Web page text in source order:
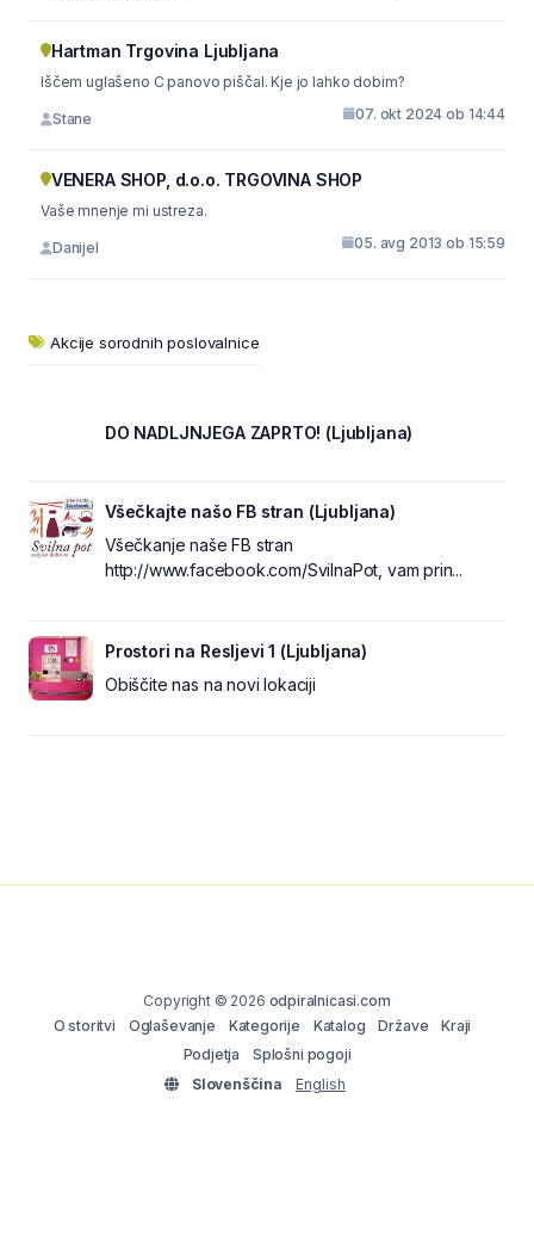
Hartman Trgovina Ljubljana
Iščem uglašeno C panovo piščal. Kje jo lahko dobim?
Stane 07. okt 2024 ob 14:44
VENERA SHOP, d.o.o. TRGOVINA SHOP
Vaše mnenje mi ustreza.
Danijel 05. avg 2013 ob 15:59
Akcije sorodnih poslovalnice
DO NADLJNJEGA ZAPRTO! (Ljubljana)
Všečkajte našo FB stran (Ljubljana)
Všečkanje naše FB stran
http://www.facebook.com/SvilnaPot, vam prin...
Prostori na Resljevi 1 (Ljubljana)
Obiščite nas na novi lokaciji
Copyright © 2026 odpiralnicasi.com
O storitvi
Oglaševanje Kategorije Katalog Države
Kraji
Podjetja
Splošni pogoji
Slovenščina
English